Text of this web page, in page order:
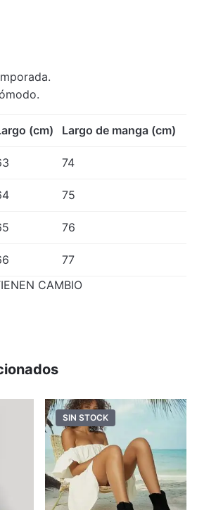
(cm) Largo de manga (cm)
74
75
76
77
CAMBIO
SIN STOCK